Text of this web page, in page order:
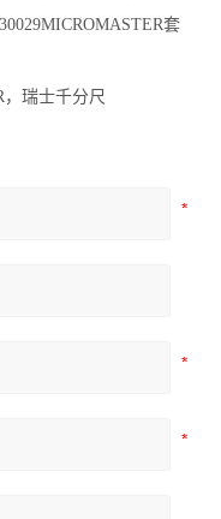
套
，瑞士千分尺